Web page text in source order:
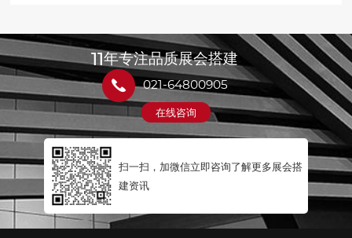
11年专注品质展会搭建
021-64800905
在线咨询
扫一扫，加微信立即咨询了解更多展会搭
建资讯